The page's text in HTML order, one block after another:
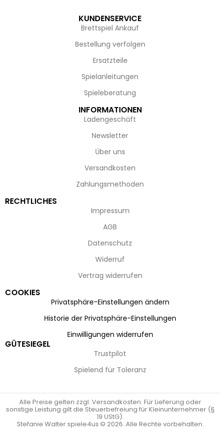
KUNDENSERVICE
Brettspiel Ankauf
Bestellung verfolgen
Ersatzteile
Spielanleitungen
Spieleberatung
INFORMATIONEN
Ladengeschäft
Newsletter
Über uns
Versandkosten
Zahlungsmethoden
RECHTLICHES
Impressum
AGB
Datenschutz
Widerruf
Vertrag widerrufen
COOKIES
Privatsphäre-Einstellungen ändern
Historie der Privatsphäre-Einstellungen
Einwilligungen widerrufen
GÜTESIEGEL
Trustpilot
Spielend für Toleranz
Alle Preise gelten zzgl. Versandkosten. Für Lieferung oder
sonstige Leistung gilt die Steuerbefreiung für Kleinunternehmer (§
19 UStG).
Stefanie Walter spiele4us © 2026. Alle Rechte vorbehalten.